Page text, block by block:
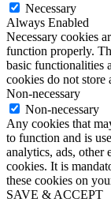
Necessary
Always Enabled
Necessary cookies
function properly.
basic functionalities
cookies do not store
Non-necessary
Non-necessary
Any cookies that
to function and is
analytics, ads, other
cookies. It is
these cookies on
SAVE & ACCEPT